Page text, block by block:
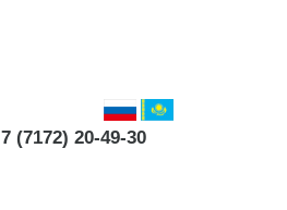
7 (7172) 20-49-30